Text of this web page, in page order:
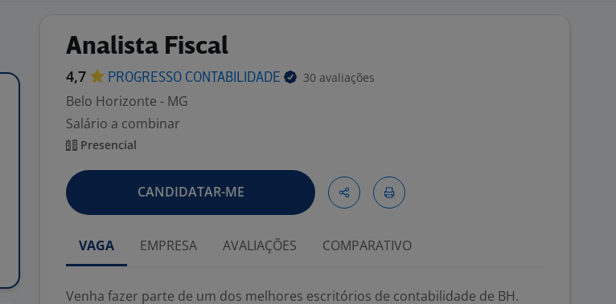
Analista Fiscal
4,7 PROGRESSO CONTABILIDADE 30 avaliações
Belo Horizonte - MG
Salário a combinar
Presencial
CANDIDATAR-ME
VAGA EMPRESA AVALIAÇÕES COMPARATIVO
Venha fazer parte de um dos melhores escritórios de contabilidade de BH.